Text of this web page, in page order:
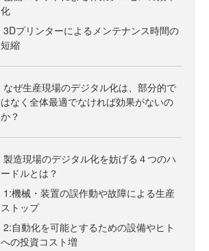
化
3Dプリンターによるメンテナンス時間の
短縮
なぜ生産現場のデジタル化は、部分的で
はなく全体最適でなければ効果がないの
か？
製造現場のデジタル化を妨げる４つのハ
ードルとは？
1:機械・装置の誤作動や故障による生産
ストップ
2:自動化を可能とするための設備やヒト
への投資コスト増